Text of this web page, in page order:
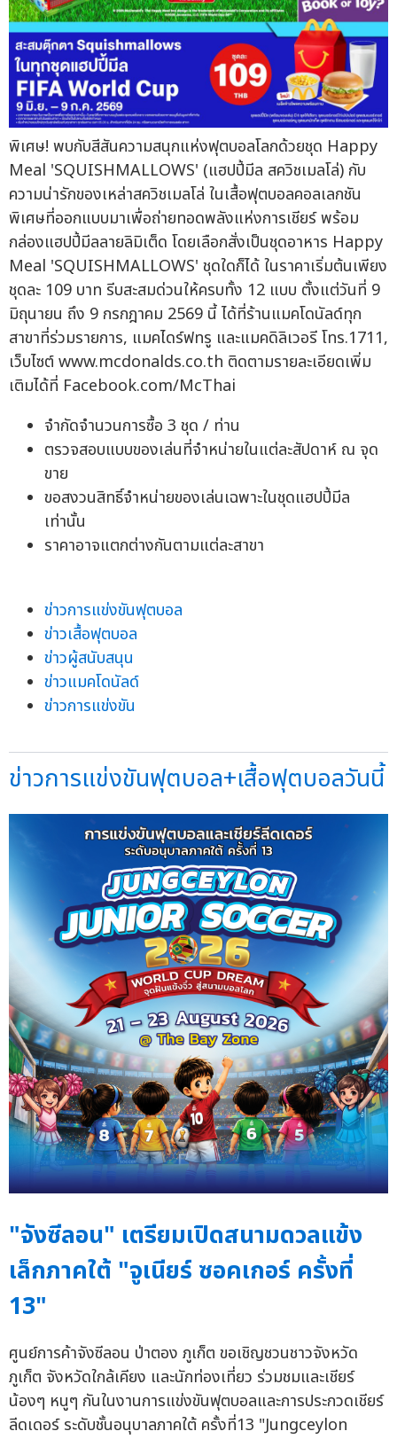
พิเศษ! พบกับสีสันความสนุกแห่งฟุตบอลโลกด้วยชุด Happy
Meal 'SQUISHMALLOWS' (แฮปปี้มีล สควิชเมลโล่) กับ
ความน่ารักของเหล่าสควิชเมลโล่ ในเสื้อฟุตบอลคอลเลกชัน
พิเศษที่ออกแบบมาเพื่อถ่ายทอดพลังแห่งการเชียร์ พร้อม
กล่องแฮปปี้มีลลายลิมิเต็ด โดยเลือกสั่งเป็นชุดอาหาร Happy
Meal 'SQUISHMALLOWS' ชุดใดก็ได้ ในราคาเริ่มต้นเพียง
ชุดละ 109 บาท รีบสะสมด่วนให้ครบทั้ง 12 แบบ ตั้งแต่วันที่ 9
มิถุนายน ถึง 9 กรกฎาคม 2569 นี้ ได้ที่ร้านแมคโดนัลด์ทุก
สาขาที่ร่วมรายการ, แมคไดร์ฟทรู และแมคดิลิเวอรี โทร.1711,
เว็บไซต์ www.mcdonalds.co.th ติดตามรายละเอียดเพิ่ม
เติมได้ที่ Facebook.com/McThai
จำกัดจำนวนการซื้อ 3 ชุด / ท่าน
ตรวจสอบแบบของเล่นที่จำหน่ายในแต่ละสัปดาห์ ณ จุด
ขาย
ขอสงวนสิทธิ์จำหน่ายของเล่นเฉพาะในชุดแฮปปี้มีล
เท่านั้น
ราคาอาจแตกต่างกันตามแต่ละสาขา
ข่าวการแข่งขันฟุตบอล
ข่าวเสื้อฟุตบอล
ข่าวผู้สนับสนุน
ข่าวแมคโดนัลด์
ข่าวการแข่งขัน
ข่าวการแข่งขันฟุตบอล+เสื้อฟุตบอลวันนี้
"จังซีลอน" เตรียมเปิดสนามดวลแข้ง
เล็กภาคใต้ "จูเนียร์ ซอคเกอร์ ครั้งที่
13"
ศูนย์การค้าจังซีลอน ป่าตอง ภูเก็ต ขอเชิญชวนชาวจังหวัด
ภูเก็ต จังหวัดใกล้เคียง และนักท่องเที่ยว ร่วมชมและเชียร์
น้องๆ หนูๆ กันในงานการแข่งขันฟุตบอลและการประกวดเชียร์
ลีดเดอร์ ระดับชั้นอนุบาลภาคใต้ ครั้งที่13 "Jungceylon